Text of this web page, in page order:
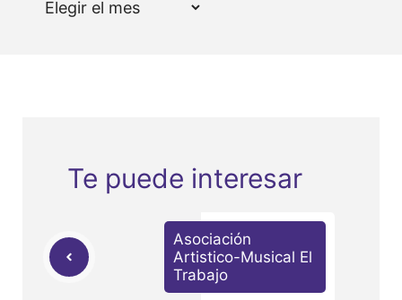
Te puede interesar
Asociación
Artistico-Musical El
Trabajo